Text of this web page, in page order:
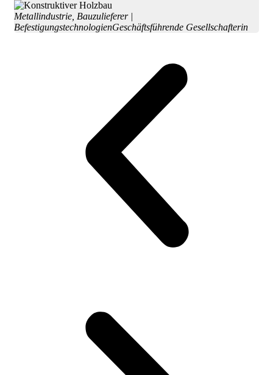
Metallindustrie, Bauzulieferer |
BefestigungstechnologienGeschäftsführende Gesellschafterin